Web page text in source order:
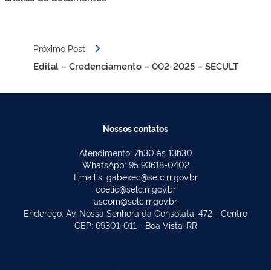
Próximo Post
Edital – Credenciamento – 002-2025 – SECULT
Nossos contatos
Atendimento: 7h30 às 13h30
WhatsApp: 95 93618-0402
Email's: gabexec@selc.rr.gov.br
coelic@selc.rr.gov.br
ascom@selc.rr.gov.br
Endereço: Av. Nossa Senhora da Consolata, 472 - Centro
CEP: 69301-011 - Boa Vista-RR